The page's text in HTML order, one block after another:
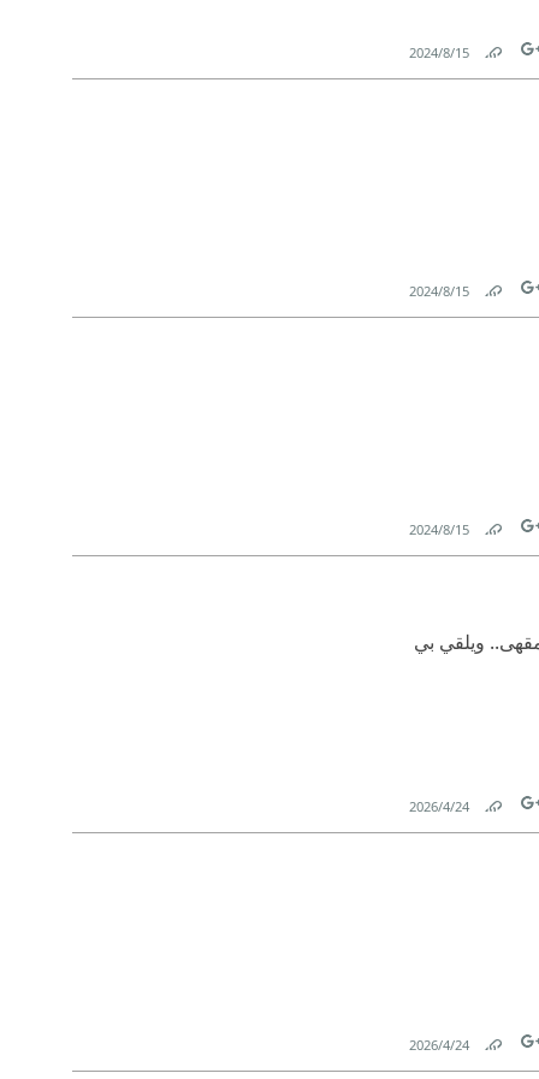
Link
15‏/8‏/2024
Link
15‏/8‏/2024
Link
15‏/8‏/2024
ويلقي بي
Link
24‏/4‏/2026
24‏/4‏/2026